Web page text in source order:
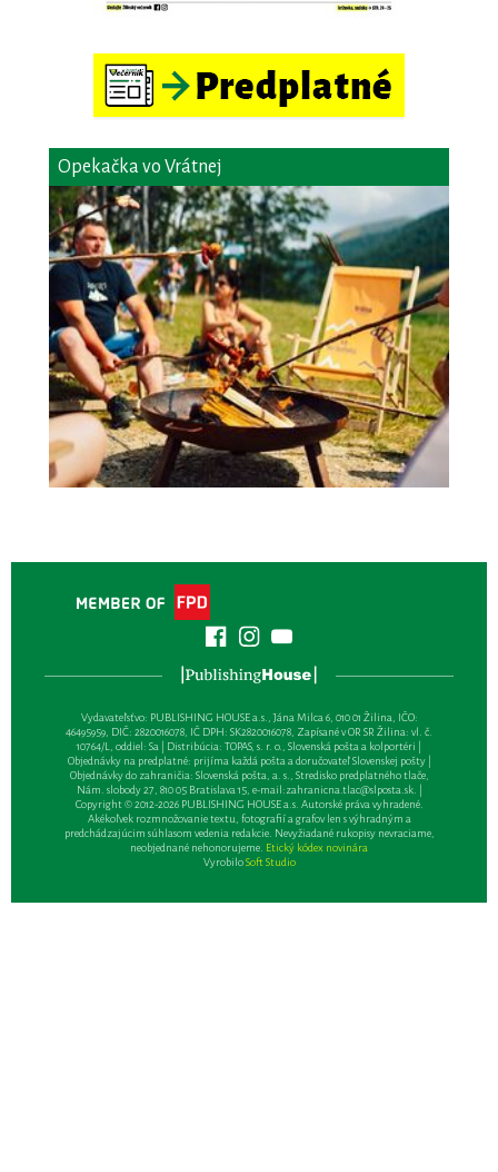
Opekačka vo Vrátnej
Vydavateľsťvo: PUBLISHING HOUSE a.s., Jána Milca 6, 010 01 Žilina, IČO:
46495959, DIČ: 2820016078, IČ DPH: SK2820016078, Zapísané v OR SR Žilina: vl. č.
10764/L, oddiel: Sa | Distribúcia: TOPAS, s. r. o., Slovenská pošta a kolportéri |
Objednávky na predplatné: prijíma každá pošta a doručovateľ Slovenskej pošty |
Objednávky do zahraničia: Slovenská pošta, a. s., Stredisko predplatného tlače,
Nám. slobody 27, 810 05 Bratislava 15, e-mail:zahranicna.tlac@slposta.sk. |
Copyright © 2012-2026 PUBLISHING HOUSE a.s. Autorské práva vyhradené.
Akékoľvek rozmnožovanie textu, fotografií a grafov len s výhradným a
predchádzajúcim súhlasom vedenia redakcie. Nevyžiadané rukopisy nevraciame,
neobjednané nehonorujeme. Etický kódex novinára
VyrobiloSoft Studio